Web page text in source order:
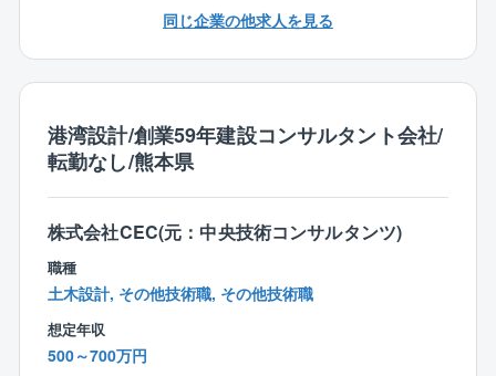
■砂防及び海岸・海洋及び空港
■空港
【案件について】
国交省、地方自治体から受注した公共事業が主となり
ます。
その土地に住む方々の生活基盤を支えるやりがいを感
じられるとともに、仕事量が安定していることも特徴
です。
また、同社では社員の9割が中途入社ですので、中途に
よるハンデなどは一切ありません！
規模の大きな業務も受注を行っており、非常に社会貢
献性の高い業務でございます。
同じ企業の他求人を見る
港湾設計/創業59年建設コンサルタント会社/
転勤なし/熊本県
株式会社CEC(元：中央技術コンサルタンツ)
職種
土木設計, その他技術職, その他技術職
想定年収
500～700万円